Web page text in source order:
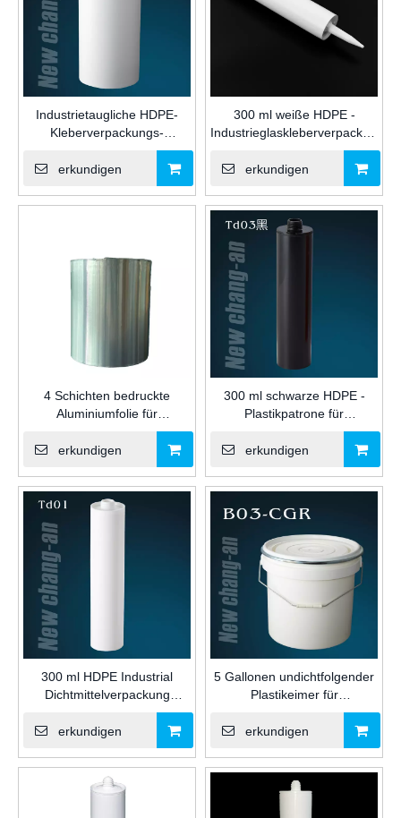
Industrietaugliche HDPE-
Kleberverpackungs-
Kunststoffkartusche mit
großem Fassungsvermögen
Silikon-/MS-/PU-
erkundigen
300 ml weiße HDPE -
Industrieglaskleberverpackung
Plastikpatrone mit Düse für
Silikonversiegelung für die
erkundigen
4 Schichten bedruckte
Aluminiumfolie für
Silikon/MS/PU Sealant Wurst
Feuchtigkeits -Proof -
Verpackung für die
Bauindustrie
erkundigen
300 ml schwarze HDPE -
Plastikpatrone für
erkundigen
300 ml HDPE Industrial
Dichtmittelverpackung
Plastikpatrone für Kleber für
die Installation von Fenster
erkundigen
5 Gallonen undichtfolgender
Plastikeimer für
erkundigen